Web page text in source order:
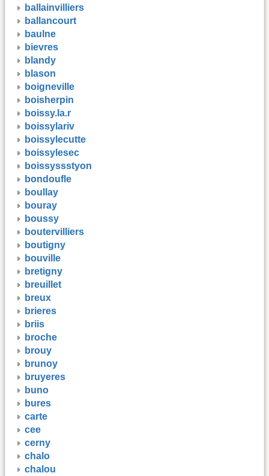
ballainvilliers
ballancourt
baulne
bievres
blandy
blason
boigneville
boisherpin
boissy.la.r
boissylariv
boissylecutte
boissylesec
boissyssstyon
bondoufle
boullay
bouray
boussy
boutervilliers
boutigny
bouville
bretigny
breuillet
breux
brieres
briis
broche
brouy
brunoy
bruyeres
buno
bures
carte
cee
cerny
chalo
chalou